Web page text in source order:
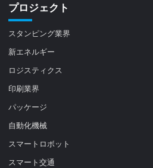
プロジェクト
スタンピング業界
新エネルギー
ロジスティクス
印刷業界
パッケージ
自動化機械
スマートロボット
スマート交通